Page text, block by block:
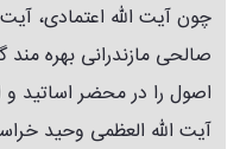
چون آیت‌ الله اعتمادی،
صالحی مازندرانی بهره
اصول را در محضر اساتید
آیت‌ الله العظمی وحید